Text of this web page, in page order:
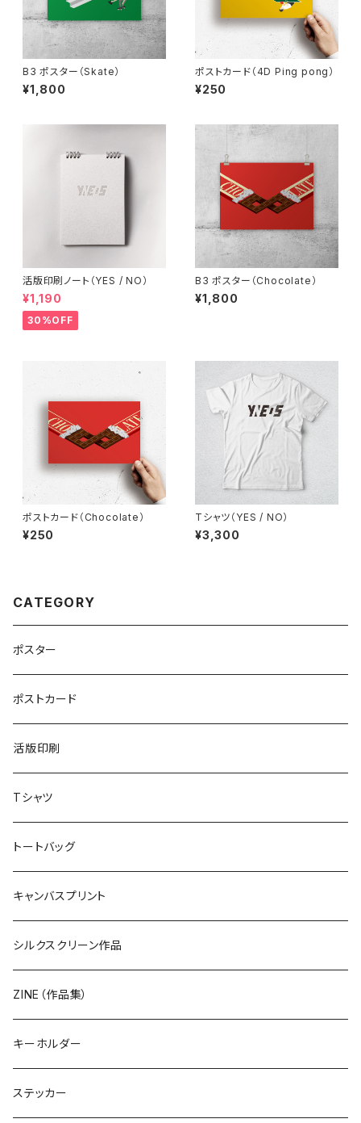
B3 ポスター（Skate）
¥1,800
ポストカード（4D Ping pong）
¥250
活版印刷ノート（YES / NO）
¥1,190
30%OFF
B3 ポスター（Chocolate）
¥1,800
ポストカード（Chocolate）
¥250
Tシャツ（YES / NO）
¥3,300
CATEGORY
ポスター
ポストカード
活版印刷
Tシャツ
トートバッグ
キャンバスプリント
シルクスクリーン作品
ZINE（作品集）
キーホルダー
ステッカー